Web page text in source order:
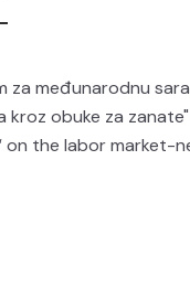
za međunarodnu
obuke za
on the labor market-